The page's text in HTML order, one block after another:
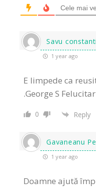
Cele mai
Savu
1 year ago
E limpede ca
.George S
0 Reply
Gavaneanu
1 year ago
Doamne ajută